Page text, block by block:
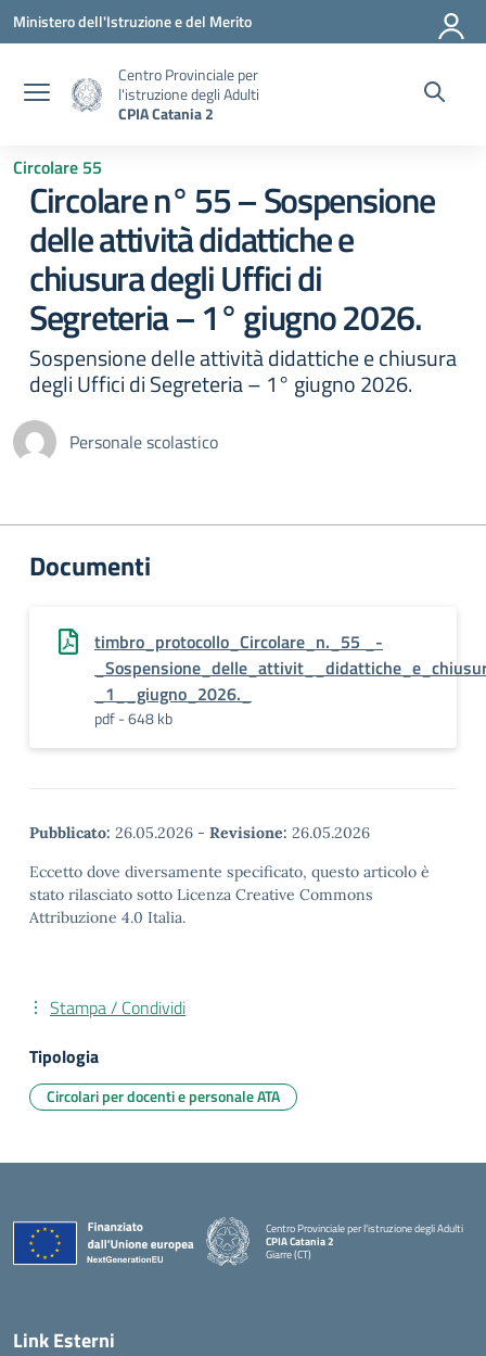
Vai ai contenuti
Vai al menu di navigazione
Vai al footer
Ministero dell'Istruzione e del Merito
Centro Provinciale per
l'istruzione degli Adulti
CPIA Catania 2
Circolare 55
Circolare n° 55 – Sospensione
delle attività didattiche e
chiusura degli Uffici di
Segreteria – 1° giugno 2026.
Sospensione delle attività didattiche e chiusura
degli Uffici di Segreteria – 1° giugno 2026.
Personale scolastico
Documenti
timbro_protocollo_Circolare_n._55 _-
_1__giugno_2026._
pdf - 648 kb
Pubblicato: 26.05.2026 - Revisione: 26.05.2026
Eccetto dove diversamente specificato, questo articolo è
stato rilasciato sotto Licenza Creative Commons
Attribuzione 4.0 Italia.
Stampa / Condividi
Tipologia
Circolari per docenti e personale ATA
Centro Provinciale per l'istruzione degli Adulti
CPIA Catania 2
Giarre (CT)
Link Esterni